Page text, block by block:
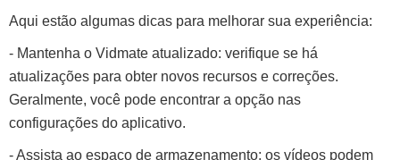
Aqui estão algumas dicas para melhorar sua experiência:
- Mantenha o Vidmate atualizado: verifique se há
atualizações para obter novos recursos e correções.
Geralmente, você pode encontrar a opção nas
configurações do aplicativo.
- Assista ao espaço de armazenamento: os vídeos podem